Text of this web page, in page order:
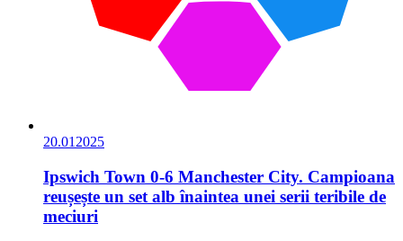
20.012025
Ipswich Town 0-6 Manchester City. Campioana
reușește un set alb înaintea unei serii teribile de
meciuri